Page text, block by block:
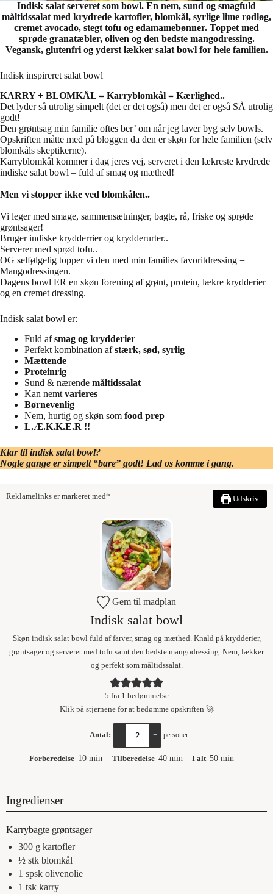
Indisk salat serveret som bowl. En nem, sund og smagfuld
måltidssalat med krydrede kartofler, blomkål, syrlige lime rødløg,
cremet avocado, stegt tofu og edamamebønner. Toppet med
sprøde granatæbler, oliven og den bedste mangodressing.
Vegansk, glutenfri og yderst lækker salat bowl for hele familien.
Indisk inspireret salat bowl
KARRY + BLOMKÅL = Karryblomkål = Kærlighed..
Det lyder så utrolig simpelt (det er det også) men det er også SÅ utrolig
godt!
Den grøntsag min familie oftes ber’ om når jeg laver byg selv bowls.
Opskriften måtte med på bloggen da den er skøn for hele familien (selv
blomkåls skeptikerne).
Karryblomkål kommer i dag jeres vej, serveret i den lækreste krydrede
indiske salat bowl – fuld af smag og mæthed!
Men vi stopper ikke ved blomkålen..
Vi leger med smage, sammensætninger, bagte, rå, friske og sprøde
grøntsager!
Bruger indiske krydderrier og krydderurter..
Serverer med sprød tofu..
OG selfølgelig topper vi den med min families favoritdressing =
Mangodressingen.
Dagens bowl ER en skøn forening af grønt, protein, lækre krydderier
og en cremet dressing.
Indisk salat bowl er:
Fuld afsmag og krydderier
Perfekt kombination afstærk, sød, syrlig
Mættende
Proteinrig
Sund & nærende måltidssalat
Kan nemt varieres
Børnevenlig
Nem, hurtig og skøn som food prep
L.Æ.K.K.E.R !!
Klar til indisk salat bowl?
Nogle gange er simpelt “bare” godt! Lad os komme i gang.
Reklamelinks er markeret med* Udskriv
Gem til madplan
Indisk salat bowl
Skøn indisk salat bowl fuld af farver, smag og mæthed. Knald på krydderier,
grøntsager og serveret med tofu samt den bedste mangodressing. Nem, lækker
og perfekt som måltidssalat.
5 fra 1 bedømmelse
Klik på stjernene for at bedømme opskriften 🚀
Antal: – + personer
Forberedelse 10 min Tilberedelse 40 min I alt 50 min
Ingredienser
Karrybagte grøntsager
300 g kartofler
½ stk blomkål
1 spsk olivenolie
1 tsk karry